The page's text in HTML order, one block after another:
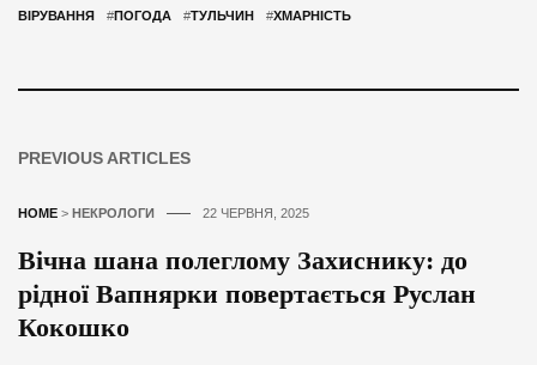
ВІРУВАННЯ
#ПОГОДА #ТУЛЬЧИН #ХМАРНІСТЬ
PREVIOUS ARTICLES
HOME > НЕКРОЛОГИ 22 ЧЕРВНЯ, 2025
Вічна шана полеглому Захиснику: до
рідної Вапнярки повертається Руслан
Кокошко